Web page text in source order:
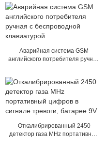
Аварийная система GSM
английского потребителя ручная
Откалибрированный 2450
детектор газа MHz портативный